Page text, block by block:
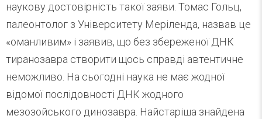
наукову достовірність такої заяви. Томас Гольц,
палеонтолог з Університету Меріленда, назвав це
«оманливим» і заявив, що без збереженої ДНК
тиранозавра створити щось справді автентичне
неможливо. На сьогодні наука не має жодної
відомої послідовності ДНК жодного
мезозойського динозавра. Найстаріша знайдена